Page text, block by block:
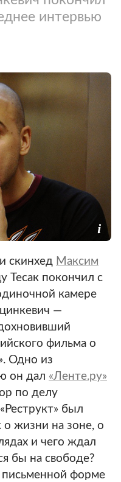
интервью
скинхед Максим
Тесак покончил с
камере
—
фильма о
Одно из
он дал «Ленте.ру»
по делу
был
о жизни на зоне, о
и чего ждал
бы на свободе?
форме